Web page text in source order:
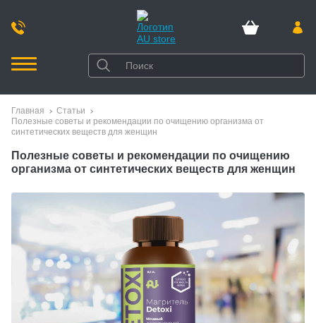
Главная
Статьи
Полезные советы и рекомендации по очищению организма от
синтетических веществ для женщин
Полезные советы и рекомендации по очищению
организма от синтетических веществ для женщин